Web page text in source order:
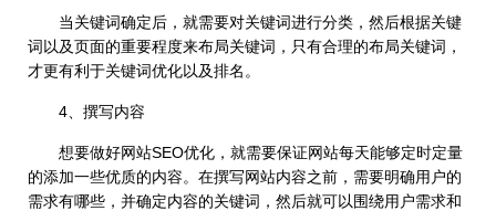
当关键词确定后，就需要对关键词进行分类，然后根据关键
词以及页面的重要程度来布局关键词，只有合理的布局关键词，
才更有利于关键词优化以及排名。
4、撰写内容
想要做好网站SEO优化，就需要保证网站每天能够定时定量
的添加一些优质的内容。在撰写网站内容之前，需要明确用户的
需求有哪些，并确定内容的关键词，然后就可以围绕用户需求和